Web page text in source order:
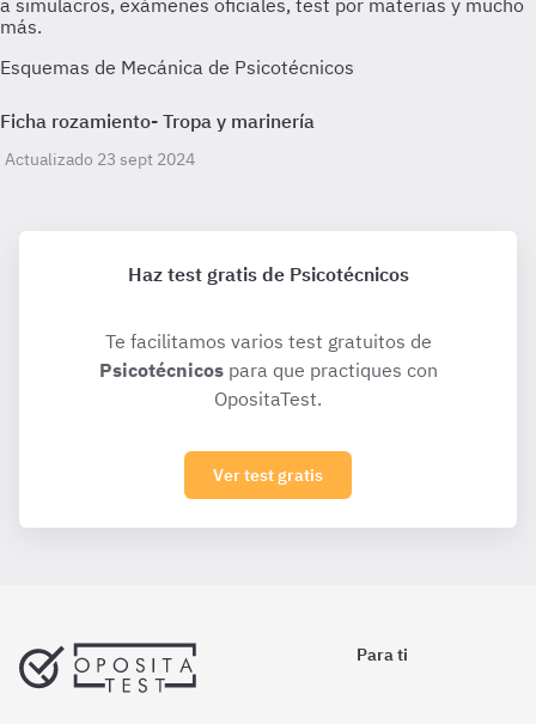
Esquemas de Mecánica de Psicotécnicos
Ficha rozamiento- Tropa y marinería
Actualizado 23 sept 2024
Haz test gratis de Psicotécnicos
Te facilitamos varios test gratuitos de
Psicotécnicospara que practiques con
OpositaTest.
Ver test gratis
Para ti